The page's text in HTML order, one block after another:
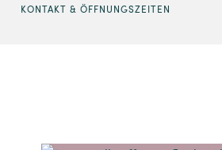
KONTAKT & ÖFFNUNGSZEITEN